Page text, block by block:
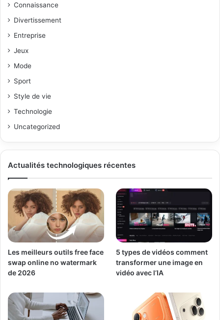
Connaissance
Divertissement
Entreprise
Jeux
Mode
Sport
Style de vie
Technologie
Uncategorized
Actualités technologiques récentes
Les meilleurs outils free face
swap online no watermark
de 2026
5 types de vidéos comment
transformer une image en
vidéo avec l’IA